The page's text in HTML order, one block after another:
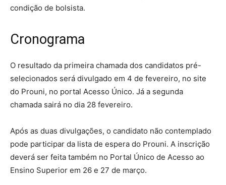
condição de bolsista.
Cronograma
O resultado da primeira chamada dos candidatos pré-
selecionados será divulgado em 4 de fevereiro, no site
do Prouni, no portal Acesso Único. Já a segunda
chamada sairá no dia 28 fevereiro.
Após as duas divulgações, o candidato não contemplado
pode participar da lista de espera do Prouni. A inscrição
deverá ser feita também no Portal Único de Acesso ao
Ensino Superior em 26 e 27 de março.